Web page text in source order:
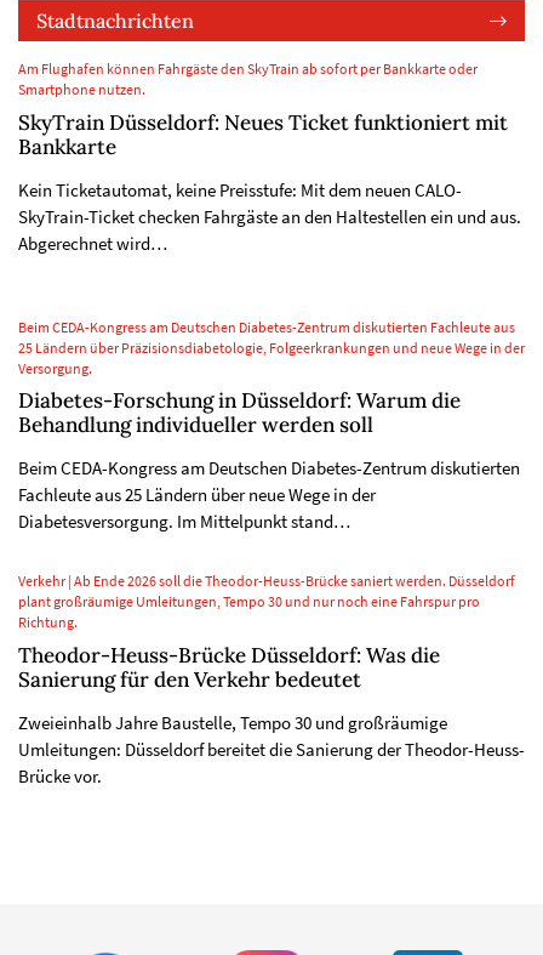
Stadtnachrichten
Am Flughafen können Fahrgäste den SkyTrain ab sofort per Bankkarte oder
Smartphone nutzen.
SkyTrain Düsseldorf: Neues Ticket funktioniert mit
Bankkarte
Kein Ticketautomat, keine Preisstufe: Mit dem neuen CALO-
SkyTrain-Ticket checken Fahrgäste an den Haltestellen ein und aus.
Abgerechnet wird…
Beim CEDA-Kongress am Deutschen Diabetes-Zentrum diskutierten Fachleute aus
25 Ländern über Präzisionsdiabetologie, Folgeerkrankungen und neue Wege in der
Versorgung.
Diabetes-Forschung in Düsseldorf: Warum die
Behandlung individueller werden soll
Beim CEDA-Kongress am Deutschen Diabetes-Zentrum diskutierten
Fachleute aus 25 Ländern über neue Wege in der
Diabetesversorgung. Im Mittelpunkt stand…
Verkehr | Ab Ende 2026 soll die Theodor-Heuss-Brücke saniert werden. Düsseldorf
plant großräumige Umleitungen, Tempo 30 und nur noch eine Fahrspur pro
Richtung.
Theodor-Heuss-Brücke Düsseldorf: Was die
Sanierung für den Verkehr bedeutet
Zweieinhalb Jahre Baustelle, Tempo 30 und großräumige
Umleitungen: Düsseldorf bereitet die Sanierung der Theodor-Heuss-
Brücke vor.